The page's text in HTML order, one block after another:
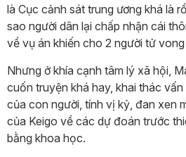
là Cục cảnh sát trung ương khá là
sao người dân lại chấp nhận cái
về vụ án khiến cho 2 người tử
Nhưng ở khía cạnh tâm lý xã hội,
cuốn truyện khá hay, khai thác
của con người, tính vị kỷ, đan xen
của Keigo về các dự đoán trước
bằng khoa học.